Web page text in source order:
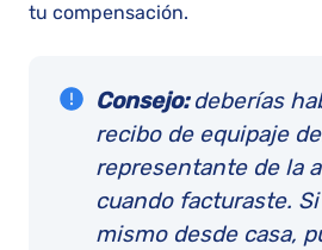
tu compensación.
Consejo:deberías
recibo de equipaje
representante de la
cuando facturaste.
mismo desde casa,